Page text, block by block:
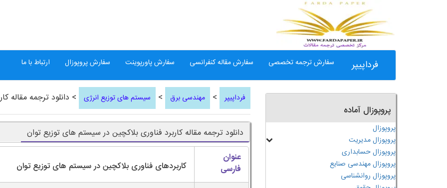
فرداپیپر سفارش ترجمه تخصصی سفارش مقاله کنفرانسی سفارش پاورپوینت سفارش پروپوزال ارتباط با ما
فرداپیپر > مهندسی برق > سیستم های توزیع انرژی > دانلود ترجمه مقاله
دانلود ترجمه مقاله کاربرد فناوری بلاکچین در سیستم های توزیع توان
عنوان
فارسی
کاربردهای فناوری بلاکچین در سیستم های توزیع توان
پروپوزال آماده
پروپوزال
پروپوزال مدیریت
پروپوزال حسابداری
پروپوزال مهندسی صنایع
پروپوزال روانشناسی